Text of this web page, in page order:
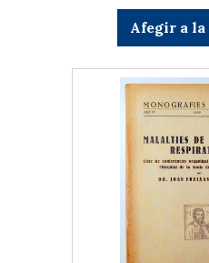
Afegir a